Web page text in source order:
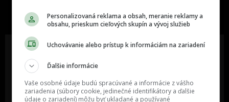
najzabávnejšie miesto na svete
Oslov reklamou viac ako milión
ľudí v rôznych vekových
kategóriách a na rôznych
sociálnych sieťach a nakopni svoj
poznáš niekoho, o kom by sme
mali určite napísať?
Personalizovaná reklama a obsah, meranie reklamy a
obsahu, prieskum cieľových skupín a vývoj služieb
Uchovávanie alebo prístup k informáciám na zariadení
Ďalšie informácie
Vaše osobné údaje budú spracúvané a informácie z vášho
zariadenia (súbory cookie, jedinečné identifikátory a ďalšie
údaje o zariadení) môžu byť ukladané a používané